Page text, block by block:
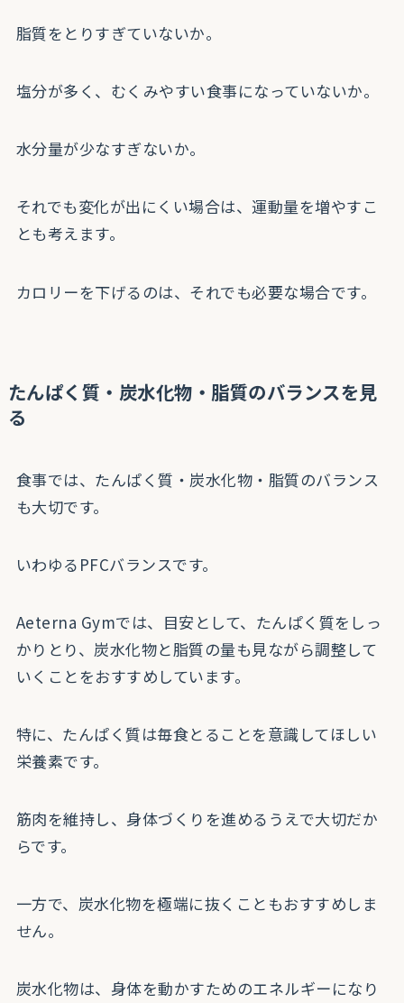
脂質をとりすぎていないか。
塩分が多く、むくみやすい食事になっていないか。
水分量が少なすぎないか。
それでも変化が出にくい場合は、運動量を増やすこ
とも考えます。
カロリーを下げるのは、それでも必要な場合です。
たんぱく質・炭水化物・脂質のバランスを見
る
食事では、たんぱく質・炭水化物・脂質のバランス
も大切です。
いわゆるPFCバランスです。
Aeterna Gymでは、目安として、たんぱく質をしっ
かりとり、炭水化物と脂質の量も見ながら調整して
いくことをおすすめしています。
特に、たんぱく質は毎食とることを意識してほしい
栄養素です。
筋肉を維持し、身体づくりを進めるうえで大切だか
らです。
一方で、炭水化物を極端に抜くこともおすすめしま
せん。
炭水化物は、身体を動かすためのエネルギーになり